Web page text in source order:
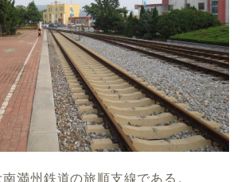
満州鉄道の旅順支線である。